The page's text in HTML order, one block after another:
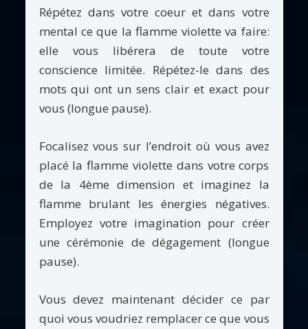
Répétez dans votre coeur et dans votre
mental ce que la flamme violette va faire:
elle vous libérera de toute votre
conscience limitée. Répétez-le dans des
mots qui ont un sens clair et exact pour
vous (longue pause).
Focalisez vous sur l’endroit où vous avez
placé la flamme violette dans votre corps
de la 4ème dimension et imaginez la
flamme brulant les énergies négatives.
Employez votre imagination pour créer
une cérémonie de dégagement (longue
pause).
Vous devez maintenant décider ce par
quoi vous voudriez remplacer ce que vous